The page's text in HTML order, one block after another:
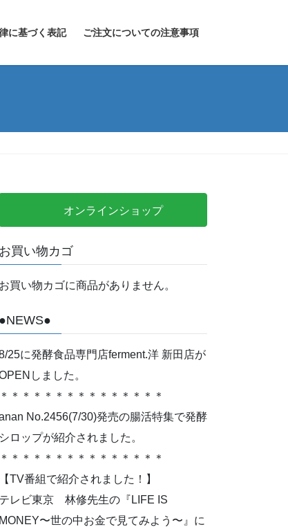
に基づく表記 ご注文についての注意事項
オンラインショップ
お買い物カゴ
お買い物カゴに商品がありません。
●NEWS●
25に発酵食品専門店ferment.洋 新田店が
しました。
＊＊＊＊＊＊＊＊＊＊＊＊＊＊＊
No.2456(7/30)発売の腸活特集で発酵
シロップが紹介されました。
＊＊＊＊＊＊＊＊＊＊＊＊＊＊＊
【TV番組で紹介されました！】
テレビ東京 林修先生の『LIFE IS
MONEY〜世の中お金で見てみよう〜』に